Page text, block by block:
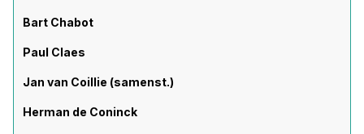
Bart Chabot
Paul Claes
Jan van Coillie (samenst.)
Herman de Coninck